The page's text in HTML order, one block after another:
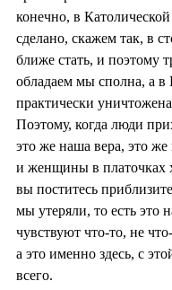
конечно, в
сделано, скажем так, в
ближе стать, и поэтому
обладаем мы сполна, а в
практически
Поэтому, когда люди
это же наша вера, это
и женщины в платочках
вы поститесь
мы утеряли, то есть это
чувствуют что-то, не
а это именно здесь, с
всего.